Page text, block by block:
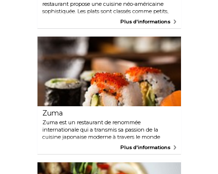
restaurant propose une cuisine néo-américaine
sophistiquée. Les plats sont classés comme petits,
moyens ou grands, ce qui permet aux clients de
Plus d'informations
Zuma
Zuma est un restaurant de renommée
internationale qui a transmis sa passion de la
cuisine japonaise moderne à travers le monde
entier. Implantée dans les grandes villes des quatre
de plats à partager, des sushis et d'autres spécialités
Plus d'informations